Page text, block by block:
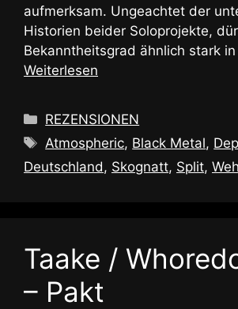
aufmerksam. Ungeachtet der
Historien beider Soloprojekte,
Bekanntheitsgrad ähnlich stark
Weiterlesen
Kategorien
REZENSIONEN
Schlagwörter
Atmospheric, Black Metal,
Deutschland, Skognatt, Split,
Taake /
– Pakt